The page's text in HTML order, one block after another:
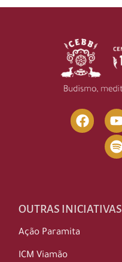
OUTRAS INICIATIVAS
Ação Paramita
ICM Viamão